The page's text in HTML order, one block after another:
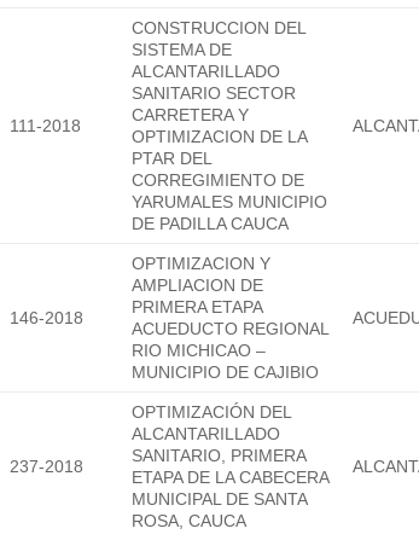
111-2018
CONSTRUCCION DEL
SISTEMA DE
ALCANTARILLADO
SANITARIO SECTOR
CARRETERA Y
OPTIMIZACION DE LA
PTAR DEL
CORREGIMIENTO DE
YARUMALES MUNICIPIO
DE PADILLA CAUCA
146-2018
OPTIMIZACION Y
AMPLIACION DE
PRIMERA ETAPA
ACUEDUCTO REGIONAL
RIO MICHICAO –
MUNICIPIO DE CAJIBIO
237-2018
OPTIMIZACIÓN DEL
ALCANTARILLADO
SANITARIO, PRIMERA
ETAPA DE LA CABECERA
MUNICIPAL DE SANTA
ROSA, CAUCA